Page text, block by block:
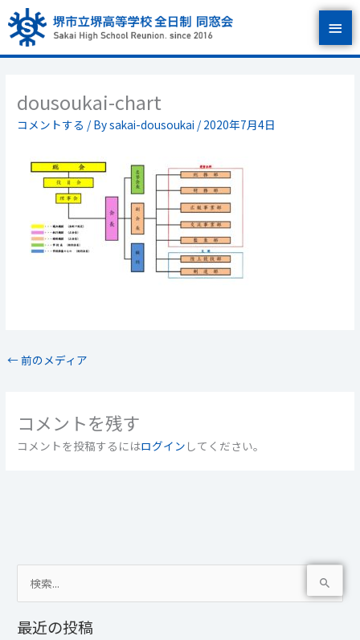
容
を
ス
メ
イ
dousoukai-chart
コメントする / Bysakai-dousoukai / 2020年7月4日
←前のメディア
コメントを残す
コメントを投稿するにはログイン してください。
索
対
最近の投稿